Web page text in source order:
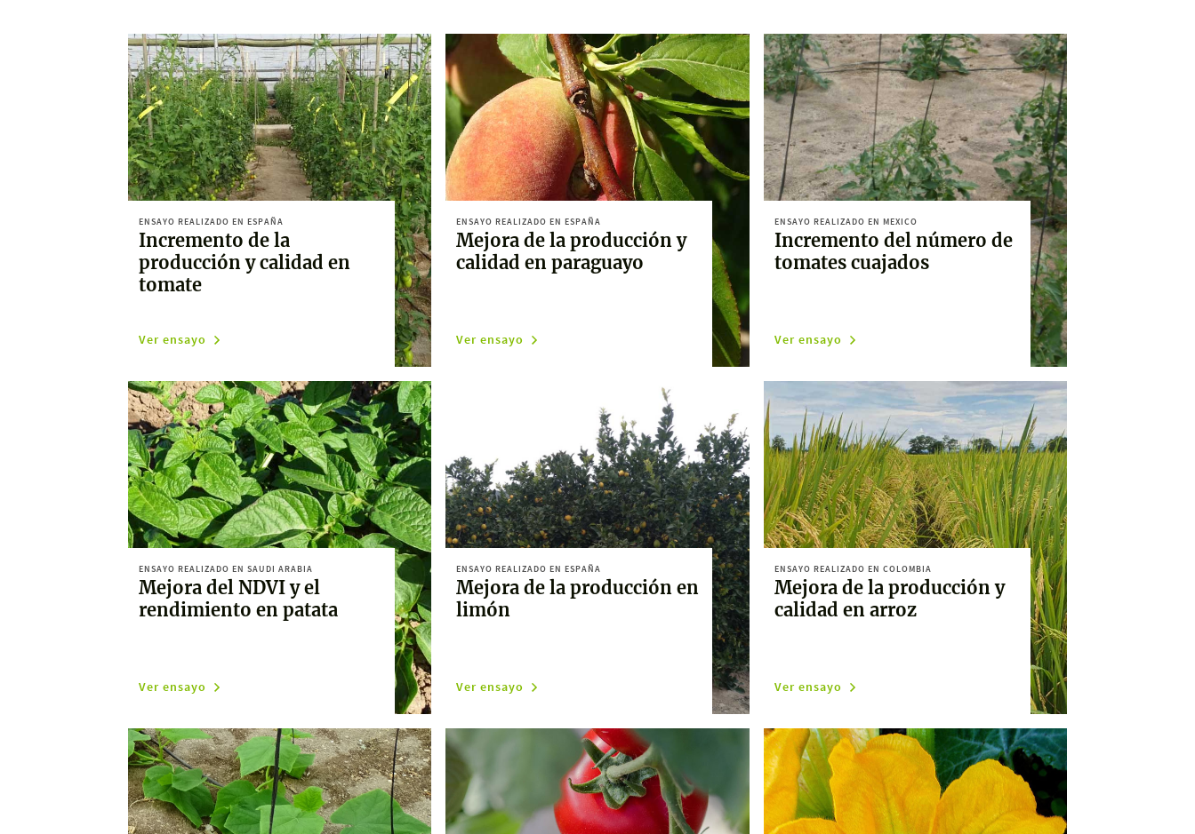
ENSAYO REALIZADO EN ESPAÑA
Incremento de la
producción y calidad en
tomate
Ver ensayo
ENSAYO REALIZADO EN ESPAÑA
Mejora de la producción y
calidad en paraguayo
Ver ensayo
ENSAYO REALIZADO EN MEXICO
Incremento del número de
tomates cuajados
Ver ensayo
ENSAYO REALIZADO EN SAUDI ARABIA
Mejora del NDVI y el
rendimiento en patata
Ver ensayo
ENSAYO REALIZADO EN ESPAÑA
Mejora de la producción en
limón
Ver ensayo
ENSAYO REALIZADO EN COLOMBIA
Mejora de la producción y
calidad en arroz
Ver ensayo